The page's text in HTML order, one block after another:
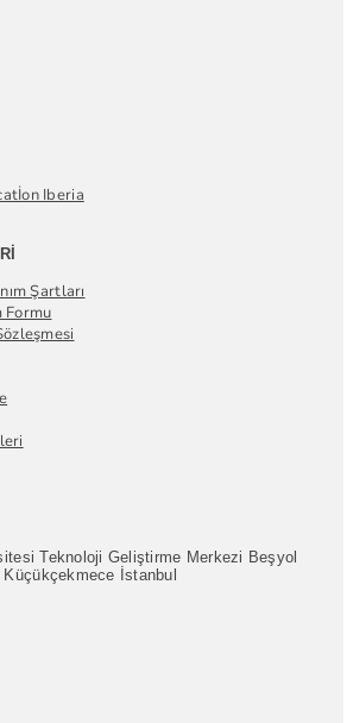
Iberia
Şartları
Teknoloji Geliştirme Merkezi Beşyol
İstanbul